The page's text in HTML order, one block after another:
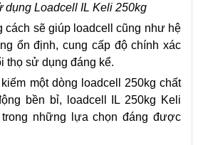
dụng Loadcell IL Keli 250kg
cách sẽ giúp loadcell cũng như hệ
ổn định, cung cấp độ chính xác
thọ sử dụng đáng kể.
một dòng loadcell 250kg chất
bền bỉ, loadcell IL 250kg Keli
những lựa chọn đáng được